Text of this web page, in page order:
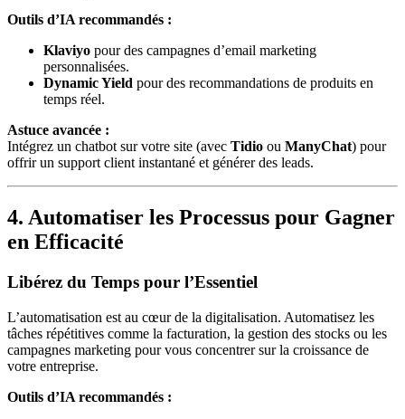
Outils d’IA recommandés :
Klaviyo pour des campagnes d’email marketing
personnalisées.
Dynamic Yield pour des recommandations de produits en
temps réel.
Astuce avancée :
Intégrez un chatbot sur votre site (avec Tidio ou ManyChat) pour
offrir un support client instantané et générer des leads.
4. Automatiser les Processus pour Gagner
en Efficacité
Libérez du Temps pour l’Essentiel
L’automatisation est au cœur de la digitalisation. Automatisez les
tâches répétitives comme la facturation, la gestion des stocks ou les
campagnes marketing pour vous concentrer sur la croissance de
votre entreprise.
Outils d’IA recommandés :